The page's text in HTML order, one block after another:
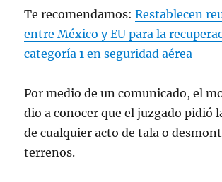
Te recomendamos:Restablecen
entre México y EU para la
categoría 1 en seguridad aérea
Por medio de un comunicado, el
dio a conocer que el juzgado pidió
de cualquier acto de tala o
terrenos.